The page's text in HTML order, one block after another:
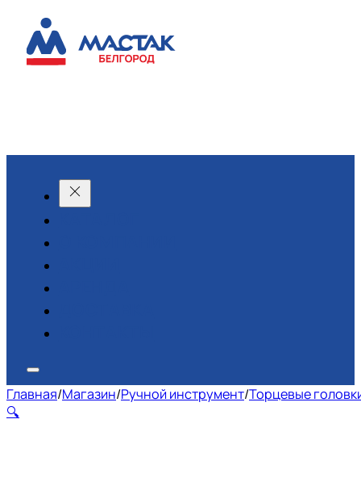
Главная/Магазин/Ручной инструмент/Торцевые
🔍